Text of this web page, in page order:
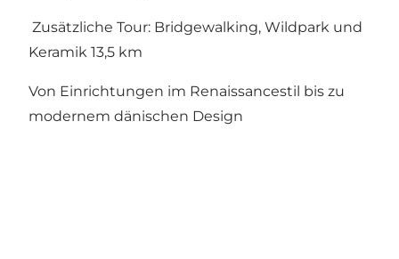
Zusätzliche Tour: Bridgewalking, Wildpark und
Keramik 13,5 km
Von Einrichtungen im Renaissancestil bis zu
modernem dänischen Design